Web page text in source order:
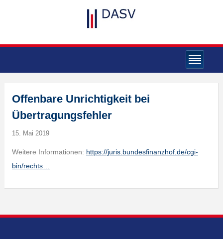
Offenbare Unrichtigkeit bei
Übertragungsfehler
15. Mai 2019
Weitere Informationen: https://juris.bundesfinanzhof.de/cgi-
bin/rechts…